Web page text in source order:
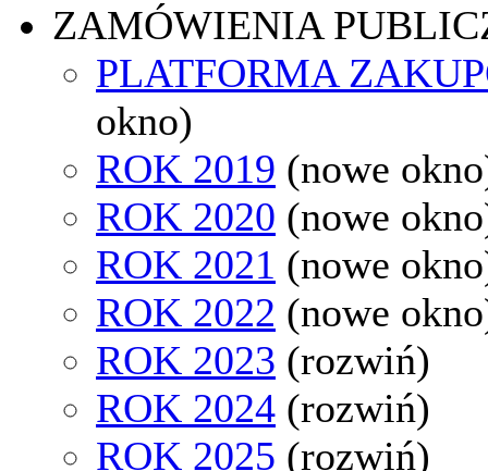
ZAMÓWIENIA
PLATFORMA
okno)
ROK 2019 (nowe
ROK 2020 (nowe
ROK 2021 (nowe
ROK 2022 (nowe
ROK 2023 (rozwiń)
ROK 2024 (rozwiń)
ROK 2025 (rozwiń)